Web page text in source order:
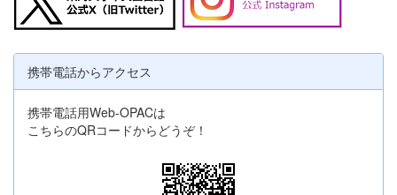
携帯電話からアクセス
携帯電話用Web-OPACは
こちらのQRコードからどうぞ！